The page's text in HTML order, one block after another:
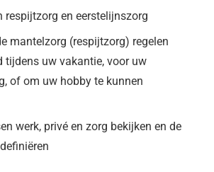
respijtzorg en eerstelijnszorg
mantelzorg (respijtzorg) regelen
tijdens uw vakantie, voor uw
of om uw hobby te kunnen
werk, privé en zorg bekijken en de